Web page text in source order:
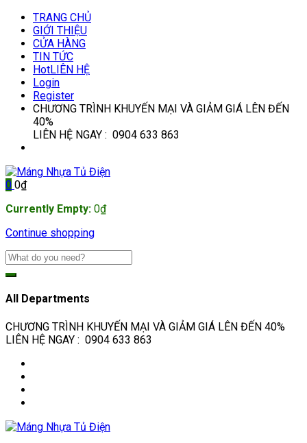
TRANG CHỦ
GIỚI THIỆU
CỬA HÀNG
TIN TỨC
HotLIÊN HỆ
Login
Register
CHƯƠNG TRÌNH KHUYẾN MẠI VÀ GIẢM GIÁ LÊN ĐẾN
40%
LIÊN HỆ NGAY : 0904 633 863
0 0₫
Currently Empty: 0₫
Continue shopping
All Departments
CHƯƠNG TRÌNH KHUYẾN MẠI VÀ GIẢM GIÁ LÊN ĐẾN 40%
LIÊN HỆ NGAY : 0904 633 863